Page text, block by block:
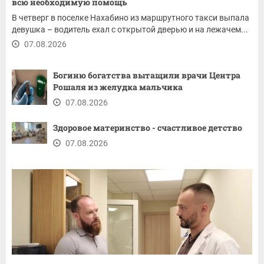
В четверг в поселке Нахабино из маршрутного такси выпала
девушка – водитель ехал с открытой дверью и на лежачем...
07.08.2026
Богиню богатства вытащили врачи Центра
Рошаля из желудка мальчика
07.08.2026
Здоровое материнство - счастливое детство
07.08.2026